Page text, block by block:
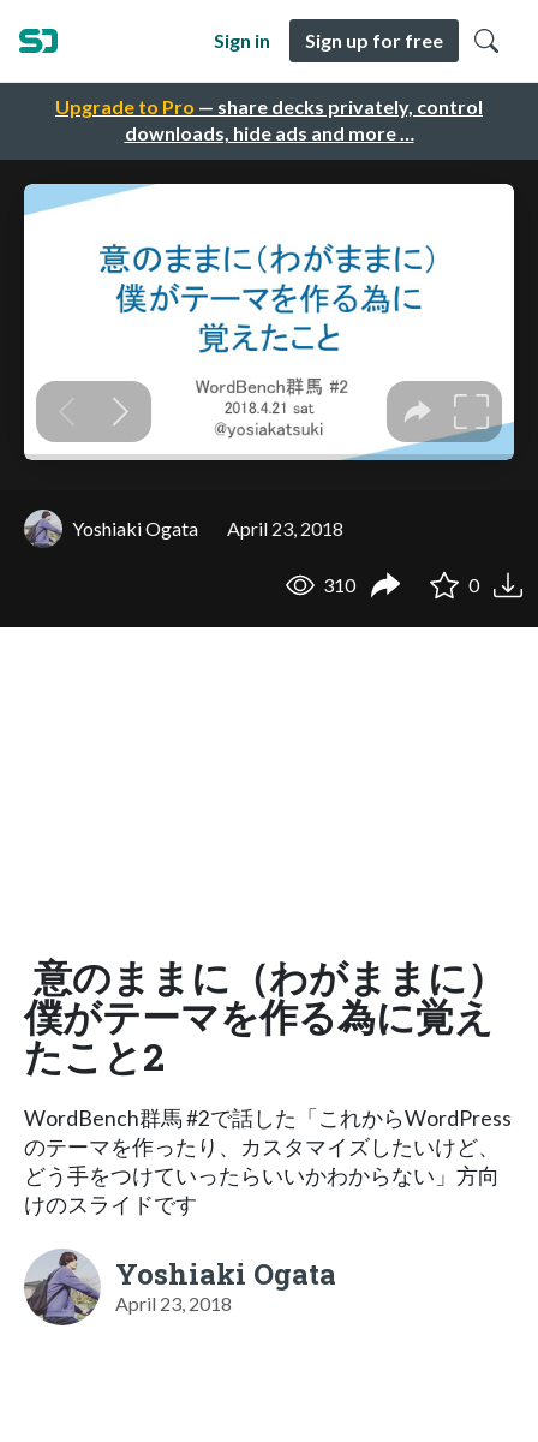
Upgrade to Pro — share decks privately, control
downloads, hide ads and more …
Sign in Sign up for free
Yoshiaki Ogata April 23, 2018
310 0
意のままに（わがままに）
僕がテーマを作る為に覚え
たこと2
WordBench群馬 #2で話した「これからWordPress
のテーマを作ったり、カスタマイズしたいけど、
どう手をつけていったらいいかわからない」方向
けのスライドです
Yoshiaki Ogata
April 23, 2018